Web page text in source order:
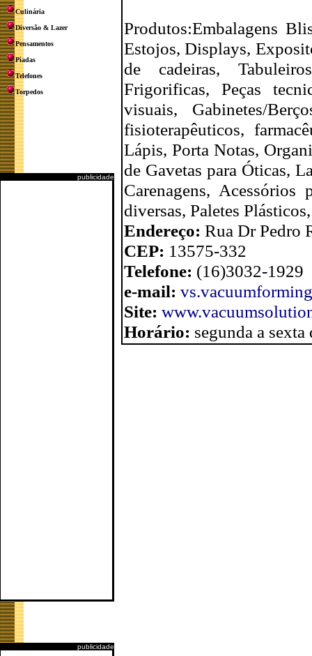
Culinária
Diversão & Lazer
Pensamentos
Piadas
Telefones
Torpedos
publicidade
publicidade
Produtos:Embalagens
Estojos, Displays,
de cadeiras,
Frigorificas, Peças
visuais, Gabinetes/
fisioterapêuticos,
Lápis, Porta Notas,
de Gavetas para Óticas,
Carenagens, Acessórios
diversas, Paletes
Endereço: Rua Dr Pedro
CEP: 13575-332
Telefone: (16)3032-1929
e-mail:
Site:
Horário: segunda a